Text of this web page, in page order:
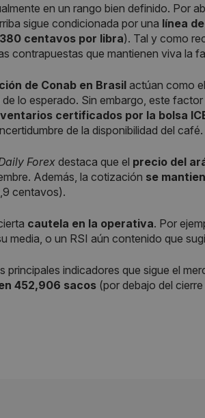
en un rango bien definido. Por
sigue condicionada por una línea
380 centavos por libra). Tal y como
contrapuestas que mantienen viva la
de Conab en Brasil actúan como
lo esperado. Sin embargo, este
certificados por la bolsa
de la disponibilidad del café.
Forexdestaca que el precio del
Además, la cotización se
centavos).
cautela en la operativa. Por
media, o un RSI aún contenido que
principales indicadores que sigue el
452,906 sacos (por debajo del